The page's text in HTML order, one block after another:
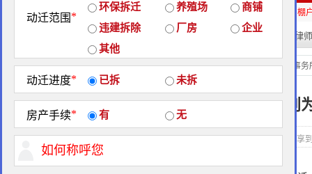
房屋拆迁补偿 企业拆迁补偿 厂房拆迁补偿 征地补偿 违章拆迁补偿 棚
热门搜索: 拆迁律师
厂房拆迁补偿 当前位置： 北京创为律师事务
上海大型加工厂面临拆迁，创
次 分享
动迁范围 *
环保拆迁
养殖场
商铺
违建拆除
厂房
企业
其他
动迁进度* 已拆 未拆
房产手续* 有 无